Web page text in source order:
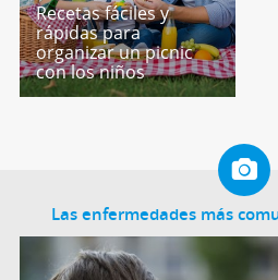
Recetas fáciles y
rápidas para
organizar un picnic
con los niños
Las enfermedades más